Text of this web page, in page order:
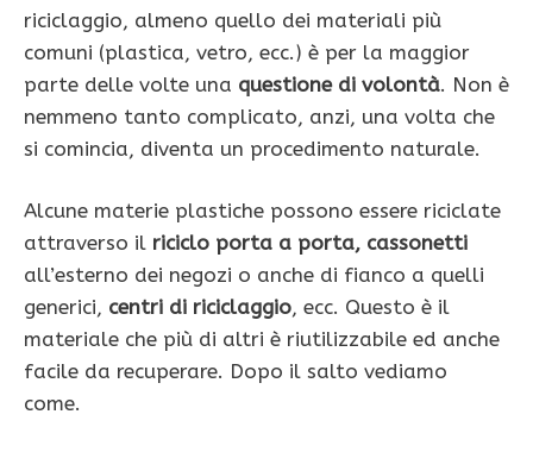
riciclaggio, almeno quello dei materiali più
comuni (plastica, vetro, ecc.) è per la maggior
parte delle volte una questione di volontà. Non è
nemmeno tanto complicato, anzi, una volta che
si comincia, diventa un procedimento naturale.
Alcune materie plastiche possono essere riciclate
attraverso il riciclo porta a porta, cassonetti
all’esterno dei negozi o anche di fianco a quelli
generici, centri di riciclaggio, ecc. Questo è il
materiale che più di altri è riutilizzabile ed anche
facile da recuperare. Dopo il salto vediamo
come.